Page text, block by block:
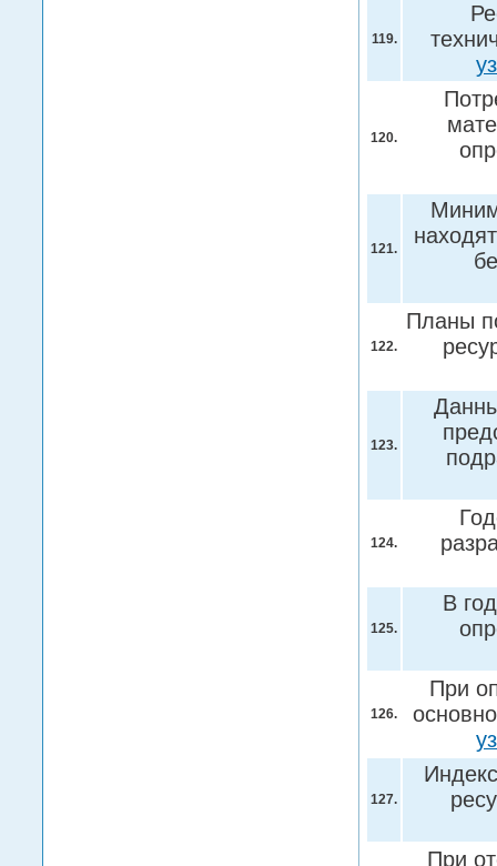
119.
120.
121.
122.
Планы
123.
124.
125.
В
126.
При
127.
При